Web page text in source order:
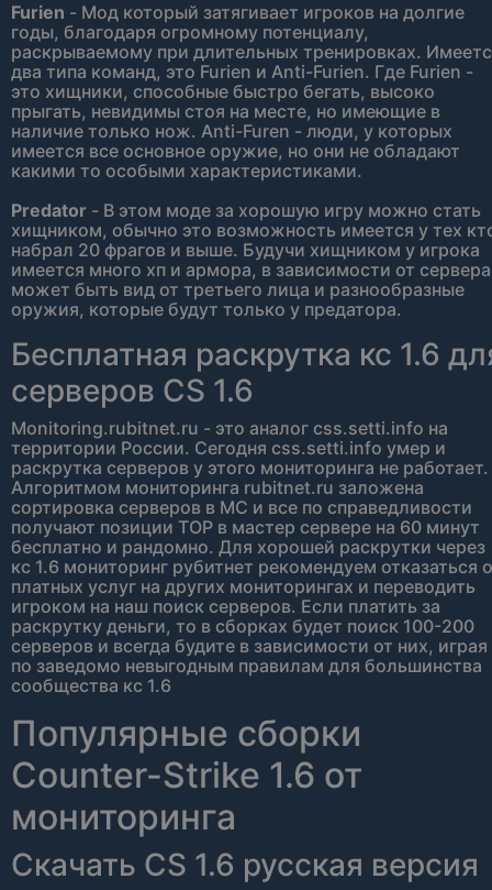
Furien - Мод который затягивает игроков на долгие
годы, благодаря огромному потенциалу,
раскрываемому при длительных тренировках.
два типа команд, это Furien и Anti-Furien. Где Furien -
это хищники, способные быстро бегать, высоко
прыгать, невидимы стоя на месте, но имеющие в
наличие только нож. Anti-Furen - люди, у которых
имеется все основное оружие, но они не обладают
какими то особыми характеристиками.
Predator - В этом моде за хорошую игру можно стать
хищником, обычно это возможность имеется у тех
набрал 20 фрагов и выше. Будучи хищником у игрока
имеется много хп и армора, в зависимости от сервера
может быть вид от третьего лица и разнообразные
оружия, которые будут только у предатора.
Бесплатная раскрутка кс 1.6
серверов CS 1.6
Monitoring.rubitnet.ru - это аналог css.setti.info на
территории России. Сегодня css.setti.info умер и
раскрутка серверов у этого мониторинга не работает.
Алгоритмом мониторинга rubitnet.ru заложена
сортировка серверов в МС и все по справедливости
получают позиции TOP в мастер сервере на 60 минут
бесплатно и рандомно. Для хорошей раскрутки через
кс 1.6 мониторинг рубитнет рекомендуем отказаться
платных услуг на других мониторингах и переводить
игроком на наш поиск серверов. Если платить за
раскрутку деньги, то в сборках будет поиск 100-200
серверов и всегда будите в зависимости от них, играя
по заведомо невыгодным правилам для большинства
сообщества кс 1.6
Популярные сборки
Counter-Strike 1.6 от
мониторинга
Скачать CS 1.6 русская версия